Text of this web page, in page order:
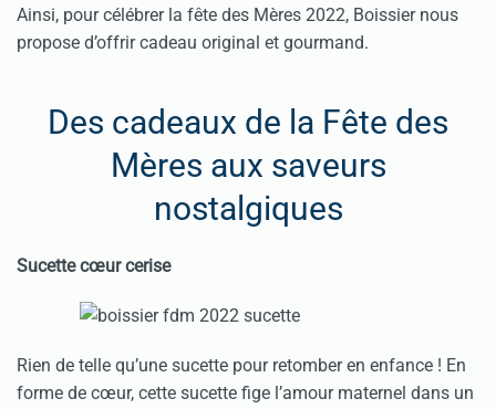
Ainsi, pour célébrer la fête des Mères 2022, Boissier nous
propose d’offrir cadeau original et gourmand.
Des cadeaux de la Fête des
Mères aux saveurs
nostalgiques
Sucette cœur cerise
Rien de telle qu’une sucette pour retomber en enfance ! En
forme de cœur, cette sucette fige l’amour maternel dans un